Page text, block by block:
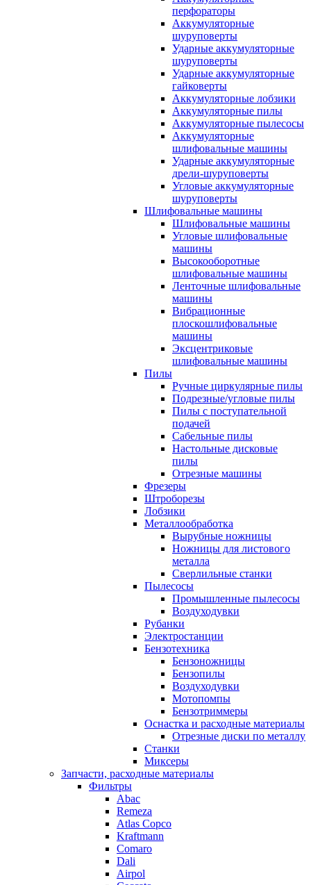
перфораторы
Аккумуляторные
шуруповерты
Ударные аккумуляторные
шуруповерты
Ударные аккумуляторные
гайковерты
Аккумуляторные лобзики
Аккумуляторные пилы
Аккумуляторные пылесосы
Аккумуляторные
шлифовальные машины
Ударные аккумуляторные
дрели-шуруповерты
Угловые аккумуляторные
шуруповерты
Шлифовальные машины
Шлифовальные машины
Угловые шлифовальные
машины
Высокооборотные
шлифовальные машины
Ленточные шлифовальные
машины
Вибрационные
плоскошлифовальные
машины
Эксцентриковые
шлифовальные машины
Пилы
Ручные циркулярные пилы
Подрезные/угловые пилы
Пилы с поступательной
подачей
Сабельные пилы
Настольные дисковые
пилы
Отрезные машины
Фрезеры
Штроборезы
Лобзики
Металлообработка
Вырубные ножницы
Ножницы для листового
металла
Сверлильные станки
Пылесосы
Промышленные пылесосы
Воздуходувки
Рубанки
Электростанции
Бензотехника
Бензоножницы
Бензопилы
Воздуходувки
Мотопомпы
Бензотриммеры
Оснастка и расходные материалы
Отрезные диски по металлу
Станки
Миксеры
Запчасти, расходные материалы
Фильтры
Abac
Remeza
Atlas Copco
Kraftmann
Comaro
Dali
Airpol